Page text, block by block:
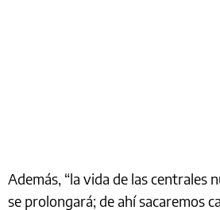
Además, “la vida de las centrales
se prolongará; de ahí sacaremos